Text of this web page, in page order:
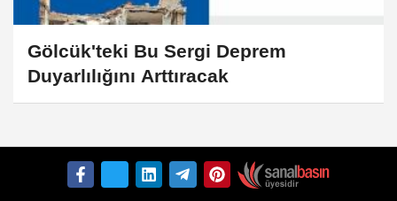
Gölcük'teki Bu Sergi Deprem
Duyarlılığını Arttıracak